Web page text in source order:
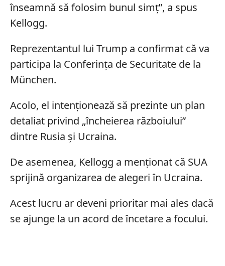
înseamnă să folosim bunul simț”, a spus
Kellogg.
Reprezentantul lui Trump a confirmat că va
participa la Conferința de Securitate de la
München.
Acolo, el intenționează să prezinte un plan
detaliat privind „încheierea războiului”
dintre Rusia și Ucraina.
De asemenea, Kellogg a menționat că SUA
sprijină organizarea de alegeri în Ucraina.
Acest lucru ar deveni prioritar mai ales dacă
se ajunge la un acord de încetare a focului.